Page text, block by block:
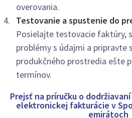
overovania.
Testovanie a spustenie do
Posielajte testovacie faktúry,
problémy s údajmi a pripravte
produkčného prostredia ešte
termínov.
Prejsť na príručku o
elektronickej fakturácie v
emirátoch